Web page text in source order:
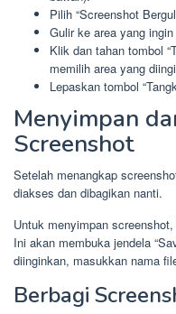
Pilih “Screenshot
Gulir ke area yang
Klik dan tahan tombol
memilih area yang
Lepaskan tombol
Menyimpan
Screenshot
Setelah menangkap
diakses dan dibagikan nanti.
Untuk menyimpan
Ini akan membuka jendela
diinginkan, masukkan nama
Berbagi